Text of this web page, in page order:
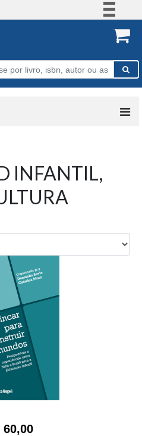
Participe
INFANTIL,
60,00